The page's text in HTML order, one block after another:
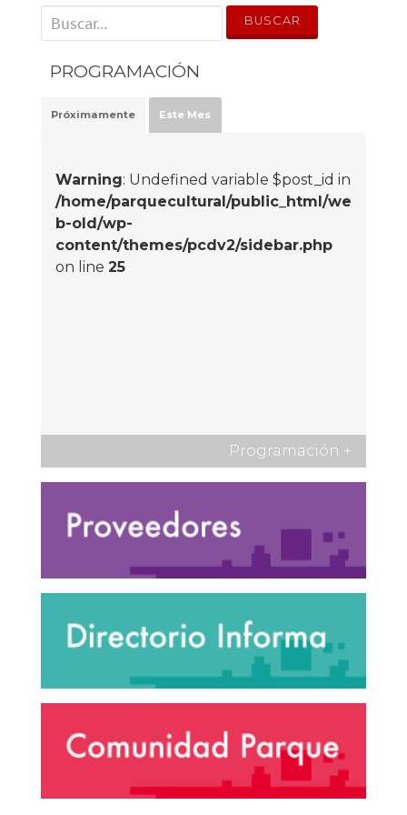
' . __('Search for:') . '
PROGRAMACIÓN
Próximamente Este Mes
Warning: Undefined variable $post_id in
/home/parquecultural/public_html/we
b-old/wp-
content/themes/pcdv2/sidebar.php
on line 25
Programación +